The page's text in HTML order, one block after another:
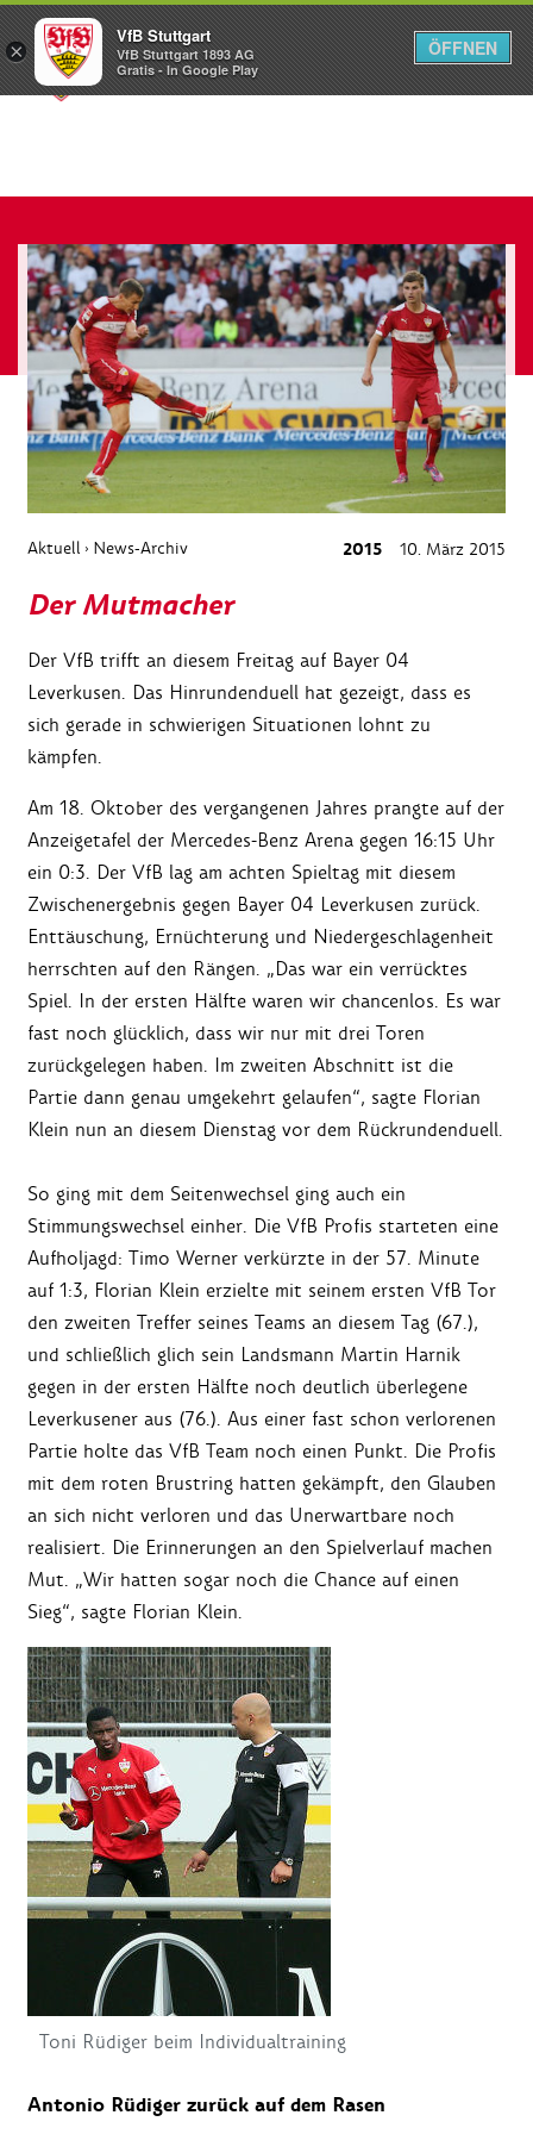
Menü
Aktuell › News-Archiv 2015 10. März 2015
Der Mutmacher
Der VfB trifft an diesem Freitag auf Bayer 04
Leverkusen. Das Hinrundenduell hat gezeigt, dass es
sich gerade in schwierigen Situationen lohnt zu
kämpfen.
Am 18. Oktober des vergangenen Jahres prangte auf der
Anzeigetafel der Mercedes-Benz Arena gegen 16:15 Uhr
ein 0:3. Der VfB lag am achten Spieltag mit diesem
Zwischenergebnis gegen Bayer 04 Leverkusen zurück.
Enttäuschung, Ernüchterung und Niedergeschlagenheit
herrschten auf den Rängen. „Das war ein verrücktes
Spiel. In der ersten Hälfte waren wir chancenlos. Es war
fast noch glücklich, dass wir nur mit drei Toren
zurückgelegen haben. Im zweiten Abschnitt ist die
Partie dann genau umgekehrt gelaufen“, sagte Florian
Klein nun an diesem Dienstag vor dem Rückrundenduell.
So ging mit dem Seitenwechsel ging auch ein
Stimmungswechsel einher. Die VfB Profis starteten eine
Aufholjagd: Timo Werner verkürzte in der 57. Minute
auf 1:3, Florian Klein erzielte mit seinem ersten VfB Tor
den zweiten Treffer seines Teams an diesem Tag (67.),
und schließlich glich sein Landsmann Martin Harnik
gegen in der ersten Hälfte noch deutlich überlegene
Leverkusener aus (76.). Aus einer fast schon verlorenen
Partie holte das VfB Team noch einen Punkt. Die Profis
mit dem roten Brustring hatten gekämpft, den Glauben
an sich nicht verloren und das Unerwartbare noch
realisiert. Die Erinnerungen an den Spielverlauf machen
Mut. „Wir hatten sogar noch die Chance auf einen
Sieg“, sagte Florian Klein.
Toni Rüdiger beim Individualtraining
Antonio Rüdiger zurück auf dem Rasen
×
VfB Stuttgart
VfB Stuttgart 1893 AG
Gratis - In Google Play
ÖFFNEN